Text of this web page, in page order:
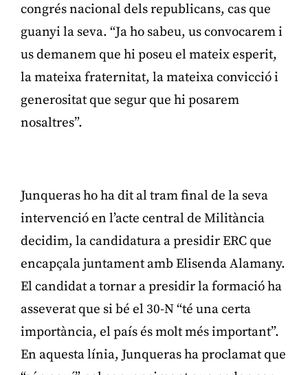
congrés nacional dels republicans, cas que
guanyi la seva. “Ja ho sabeu, us convocarem i
us demanem que hi poseu el mateix esperit,
la mateixa fraternitat, la mateixa convicció i
generositat que segur que hi posarem
nosaltres”.
Junqueras ho ha dit al tram final de la seva
intervenció en l’acte central de Militància
decidim, la candidatura a presidir ERC que
encapçala juntament amb Elisenda Alamany.
El candidat a tornar a presidir la formació ha
asseverat que si bé el 30-N “té una certa
importància, el país és molt més important”.
En aquesta línia, Junqueras ha proclamat que